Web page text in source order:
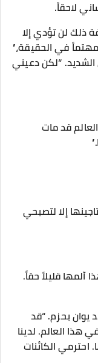
لاحقاً.
ذلك لن تؤدي إلا
في الحقيقة،”
الشديد. “لكن دعيني
قد مات
إلا لتصبحي
آلمها قليلاً حقاً.
يوان بحزم. “قد
هذا العالم. لدينا
الكائنات